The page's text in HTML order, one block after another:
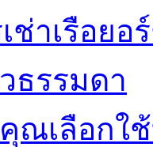
ช่าเรือย
ธรรมดา
ณเลือกใ